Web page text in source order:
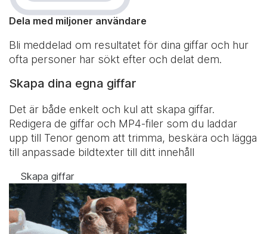
Dela med miljoner användare
Bli meddelad om resultatet för dina giffar och hur
ofta personer har sökt efter och delat dem.
Skapa dina egna giffar
Det är både enkelt och kul att skapa giffar.
Redigera de giffar och MP4-filer som du laddar
upp till Tenor genom att trimma, beskära och lägga
till anpassade bildtexter till ditt innehåll
Skapa giffar